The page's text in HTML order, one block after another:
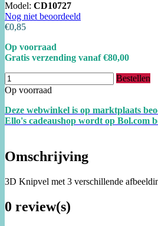
Model: CD10727
Nog niet beoordeeld
€0,85
Op voorraad
Gratis verzending vanaf €80,00
Bestellen
Op voorraad
Deze webwinkel is op marktplaats
Ello's cadeaushop wordt op Bol.com
Omschrijving
3D Knipvel met 3 verschillende
0 review(s)